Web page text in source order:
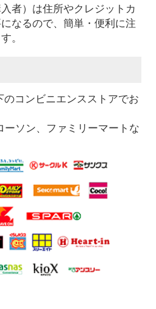
者）は住所やクレジットカ
なるので、簡単・便利に注
。
のコンビニエンスストアでお
ーソン、ファミリーマートな